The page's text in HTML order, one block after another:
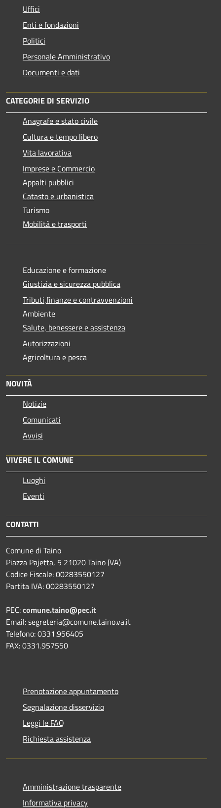
Uffici
Enti e fondazioni
Politici
Personale Amministrativo
Documenti e dati
CATEGORIE DI SERVIZIO
Anagrafe e stato civile
Cultura e tempo libero
Vita lavorativa
Imprese e Commercio
Appalti pubblici
Catasto e urbanistica
Turismo
Mobilità e trasporti
Educazione e formazione
Giustizia e sicurezza pubblica
Tributi,finanze e contravvenzioni
Ambiente
Salute, benessere e assistenza
Autorizzazioni
Agricoltura e pesca
NOVITÀ
Notizie
Comunicati
Avvisi
VIVERE IL COMUNE
Luoghi
Eventi
CONTATTI
Comune di Taino
Piazza Pajetta, 5 21020 Taino (VA)
Codice Fiscale: 00283550127
Partita IVA: 00283550127
PEC:comune.taino@pec.it
Email: segreteria@comune.taino.va.it
Telefono: 0331.956405
FAX: 0331.957550
Prenotazione appuntamento
Segnalazione disservizio
Leggi le FAQ
Richiesta assistenza
Amministrazione trasparente
Informativa privacy